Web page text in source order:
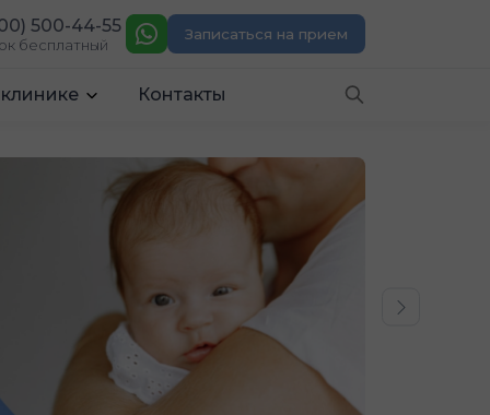
500-44-55
бесплатный
Записаться на прием
Контакты